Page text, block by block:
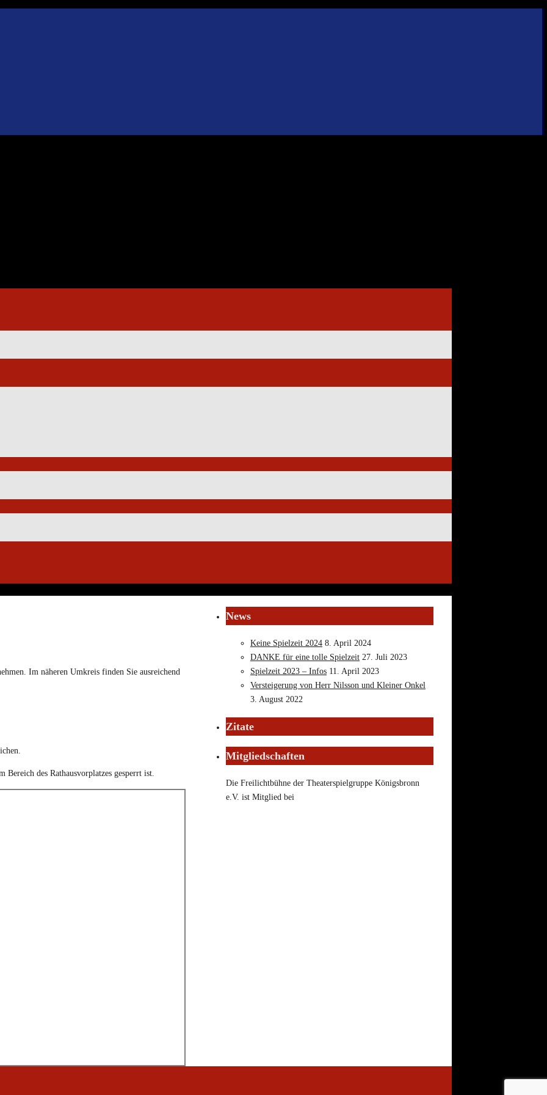
Im näheren Umkreis finden Sie ausreichend
Bereich des Rathausvorplatzes gesperrt ist.
News
Keine Spielzeit 2024 8. April 2024
DANKE für eine tolle Spielzeit 27. Juli 2023
Spielzeit 2023 – Infos 11. April 2023
Versteigerung von Herr Nilsson und Kleiner Onkel
3. August 2022
Zitate
Mitgliedschaften
Die Freilichtbühne der Theaterspielgruppe Königsbronn
e.V. ist Mitglied bei